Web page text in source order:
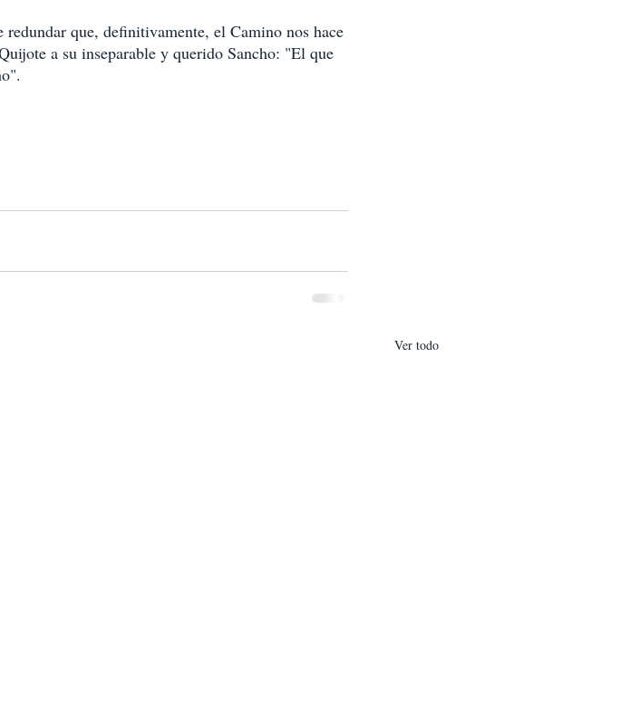
que, definitivamente, el Camino nos hace
a su inseparable y querido Sancho: "El que
Ver todo